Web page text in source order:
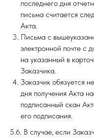
последнего дня
письма считается
Акта.
Письма с
электронной почте с
на указанный в
Заказчика.
Заказчик обязуется
дня получения Акта
подписанный скан
его подписания.
5.6. В случае, если